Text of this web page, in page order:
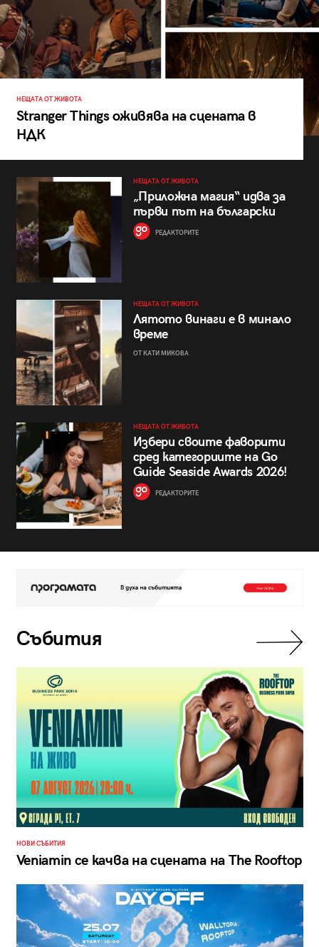
НЕЩАТА ОТ ЖИВОТА
Stranger Things оживява на сцената в
НДК
НЕЩАТА ОТ ЖИВОТА
„Приложна магия“ идва за
първи път на български
РЕДАКТОРИТЕ
НЕЩАТА ОТ ЖИВОТА
Лятото винаги е в минало
време
ОТ КАТИ МИКОВА
НЕЩАТА ОТ ЖИВОТА
Избери своите фаворити
сред категориите на Go
Guide Seaside Awards 2026!
РЕДАКТОРИТЕ
Събития
НОВИ СЪБИТИЯ
Veniamin се качва на сцената на The Rooftop